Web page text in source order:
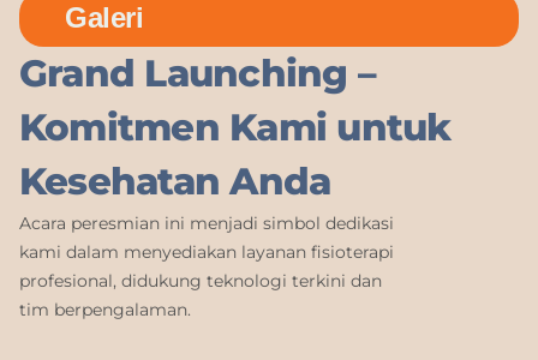
Galeri
Grand Launching –
Komitmen Kami untuk
Kesehatan Anda
Acara peresmian ini menjadi simbol dedikasi
kami dalam menyediakan layanan fisioterapi
profesional, didukung teknologi terkini dan
tim berpengalaman.